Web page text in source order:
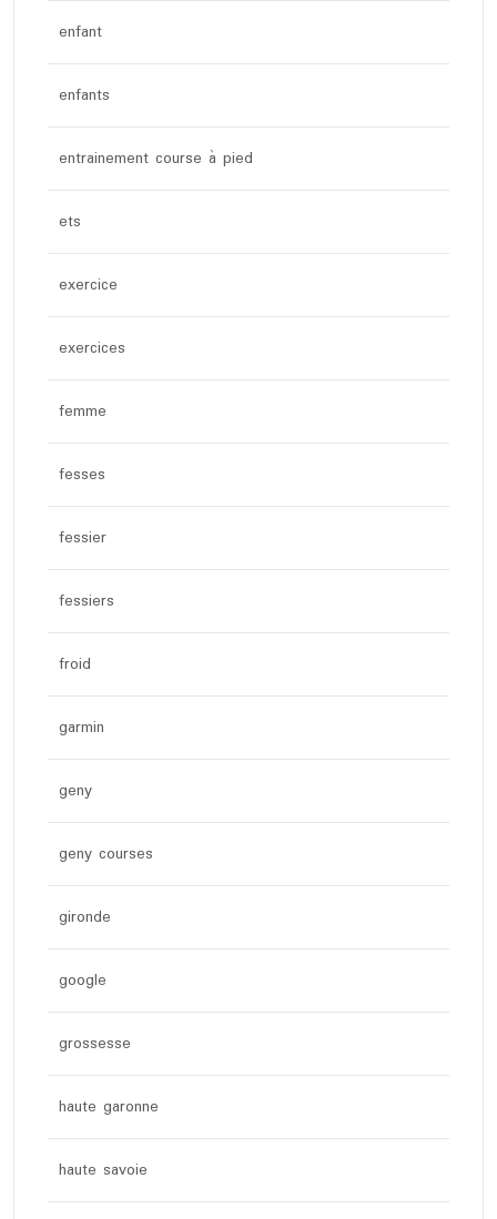
enfant
enfants
entrainement course à pied
ets
exercice
exercices
femme
fesses
fessier
fessiers
froid
garmin
geny
geny courses
gironde
google
grossesse
haute garonne
haute savoie